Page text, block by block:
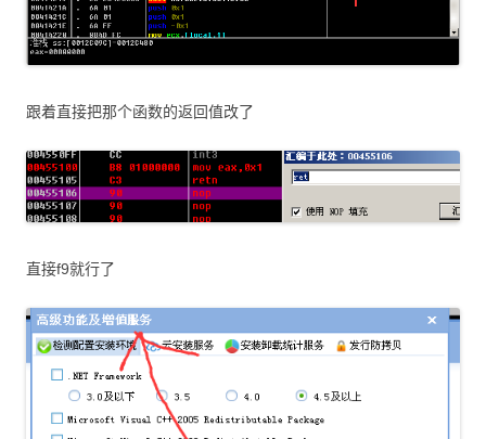
跟着直接把那个函数的返回值改了
直接f9就行了